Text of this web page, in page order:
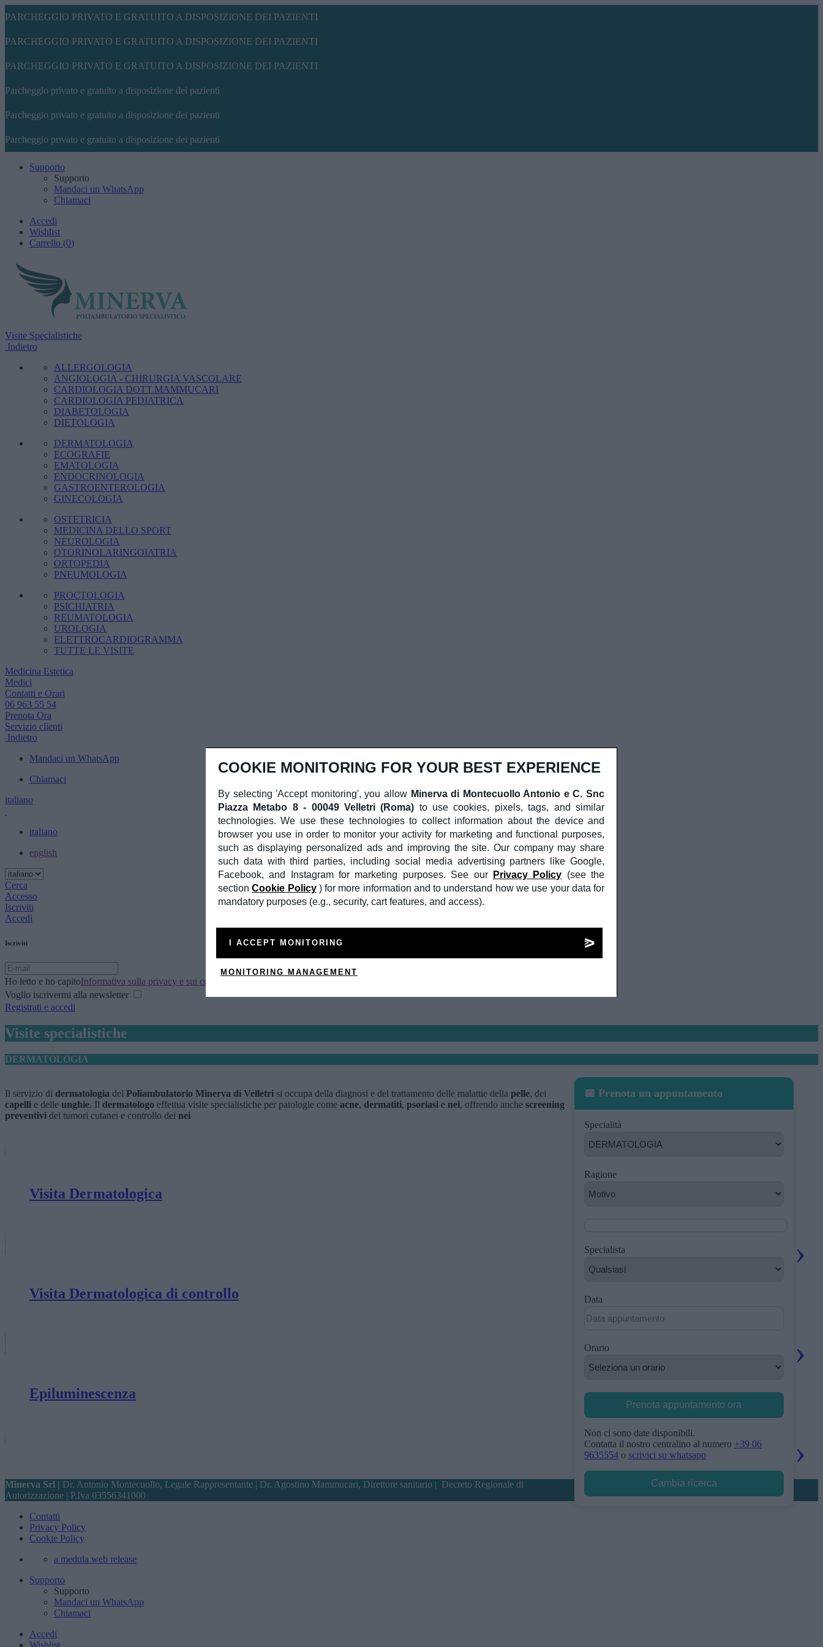
PARCHEGGIO PRIVATO E GRATUITO A DISPOSIZIONE DEI PAZIENTI
PARCHEGGIO PRIVATO E GRATUITO A DISPOSIZIONE DEI PAZIENTI
PARCHEGGIO PRIVATO E GRATUITO A DISPOSIZIONE DEI PAZIENTI
Parcheggio privato e gratuito a disposizione dei pazienti
Parcheggio privato e gratuito a disposizione dei pazienti
Parcheggio privato e gratuito a disposizione dei pazienti
Supporto
Supporto
Mandaci un WhatsApp
Chiamaci
Accedi
Wishlist
Carrello (0)
Visite Specialistiche
Indietro
ALLERGOLOGIA
ANGIOLOGIA - CHIRURGIA VASCOLARE
CARDIOLOGIA DOTT.MAMMUCARI
CARDIOLOGIA PEDIATRICA
DIABETOLOGIA
DIETOLOGIA
DERMATOLOGIA
ECOGRAFIE
EMATOLOGIA
ENDOCRINOLOGIA
GASTROENTEROLOGIA
GINECOLOGIA
OSTETRICIA
MEDICINA DELLO SPORT
NEUROLOGIA
OTORINOLARINGOIATRIA
ORTOPEDIA
PNEUMOLOGIA
PROCTOLOGIA
PSICHIATRIA
REUMATOLOGIA
UROLOGIA
ELETTROCARDIOGRAMMA
TUTTE LE VISITE
Medicina Estetica
Medici
Contatti e Orari
06 963 55 54
Prenota Ora
Servizio clienti
Indietro
Mandaci un WhatsApp
Chiamaci
italiano
italiano
english
Cerca
Accesso
Iscriviti
Accedi
Iscriviti
Ho letto e ho capitoInformativa sulla privacy e sui cookie
Voglio iscrivermi alla newsletter
Registrati e accedi
Visite specialistiche
DERMATOLOGIA
📅 Prenota un appuntamento
Specialità
Ragione
Specialista
Data
Orario
Prenota appuntamento ora
Non ci sono date disponibili.
Contatta il nostro centralino al numero +39 06
9635554o scrivici su whatsapp
Cambia ricerca
Il servizio di dermatologia del Poliambulatorio Minerva di Velletri si occupa della diagnosi e del trattamento delle malattie della pelle, dei
capelli e delle unghie. Il dermatologo effettua visite specialistiche per patologie come acne, dermatiti, psoriasi e nei, offrendo anche screening
preventivi dei tumori cutanei e controllo dei nei
Visita Dermatologica
Visita Dermatologica di controllo
Epiluminescenza
Minerva Srl | Dr. Antonio Montecuollo, Legale Rappresentante | Dr. Agostino Mammucari, Direttore sanitario | Decreto Regionale di
Autorizzazione | P.Iva 03556341000
Contatti
Privacy Policy
Cookie Policy
a medula web release
Supporto
Supporto
Mandaci un WhatsApp
Chiamaci
Accedi
Wishlist
COOKIE MONITORING FOR YOUR BEST EXPERIENCE
By selecting 'Accept monitoring', you allow Minerva di Montecuollo Antonio e C. Snc
Piazza Metabo 8 - 00049 Velletri (Roma) to use cookies, pixels, tags, and similar
technologies. We use these technologies to collect information about the device and
browser you use in order to monitor your activity for marketing and functional purposes,
such as displaying personalized ads and improving the site. Our company may share
such data with third parties, including social media advertising partners like Google,
Facebook, and Instagram for marketing purposes. See our
Privacy Policy (see the
section Cookie Policy ) for more information and to understand how we use your data for
mandatory purposes (e.g., security, cart features, and access).
I ACCEPT MONITORING
MONITORING MANAGEMENT